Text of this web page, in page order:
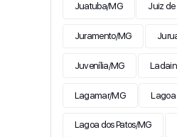
Juatuba/MG Juiz de
Juramento/MG
Juvenília/MG
Lagamar/MG Lagoa
Lagoa dos Patos/MG